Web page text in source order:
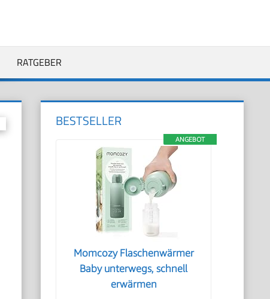
RATGEBER
BESTSELLER
ANGEBOT
Momcozy Flaschenwärmer
Baby unterwegs, schnell
erwärmen